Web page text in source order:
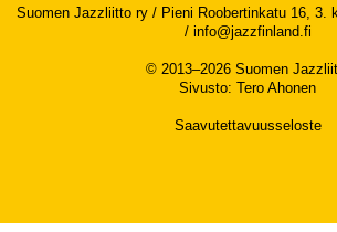
Suomen Jazzliitto ry / Pieni Roobertinkatu 16, 3.
/ info@jazzfinland.fi
© 2013–2026 Suomen
Sivusto: Tero Ahonen
Saavutettavuusseloste